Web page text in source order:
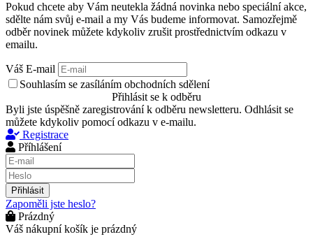
Pokud chcete aby Vám neutekla žádná novinka nebo speciální akce,
sdělte nám svůj e-mail a my Vás budeme informovat. Samozřejmě
odběr novinek můžete kdykoliv zrušit prostřednictvím odkazu v
emailu.
Váš E-mail
Souhlasím se zasíláním obchodních sdělení
Přihlásit se k odběru
Byli jste úspěšně zaregistrování k odběru newsletteru. Odhlásit se
můžete kdykoliv pomocí odkazu v e-mailu.
Registrace
Příhlášení
Přihlásit
Zapoměli jste heslo?
Prázdný
Váš nákupní košík je prázdný